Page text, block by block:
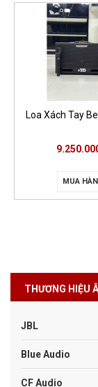
Loa Xách Tay
MUA
THƯƠNG HIỆU
JBL
Blue Audio
CF Audio